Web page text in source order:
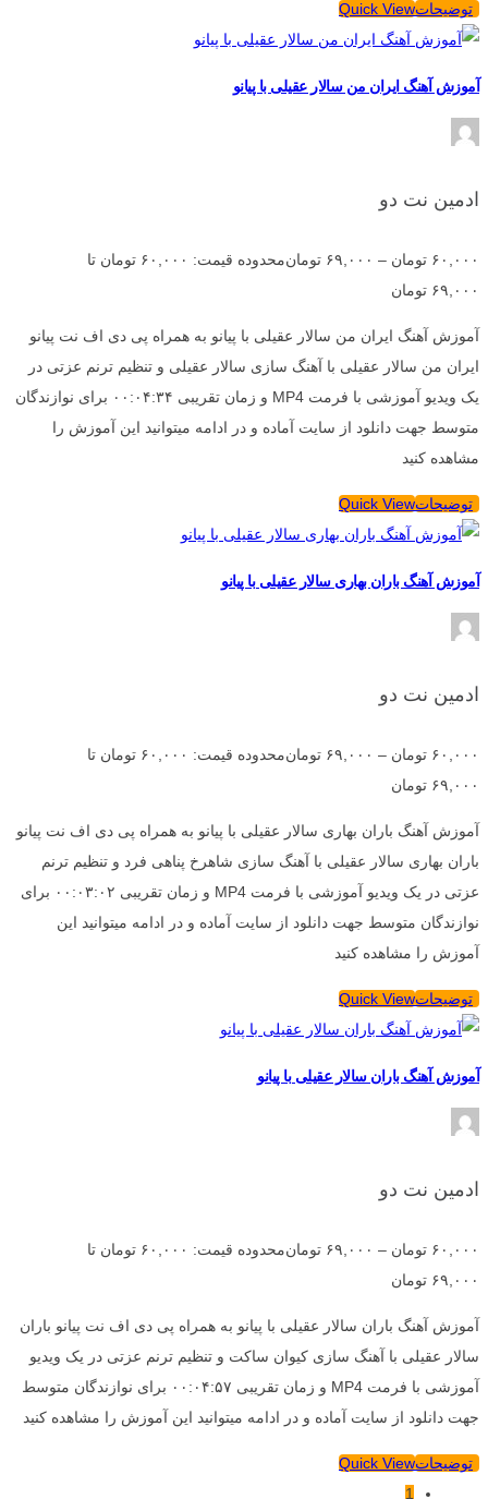
توضیحاتQuick View
آموزش آهنگ ایران من سالار عقیلی با پیانو
ادمین نت دو
۶۰,۰۰۰ تومان – ۶۹,۰۰۰ تومان
محدوده قیمت: ۶۰,۰۰۰ تومان تا
۶۹,۰۰۰ تومان
آموزش آهنگ ایران من سالار عقیلی با پیانو به همراه پی دی اف نت پیانو
ایران من سالار عقیلی با آهنگ سازی سالار عقیلی و تنظیم ترنم عزتی در
یک ویدیو آموزشی با فرمت MP4 و زمان تقریبی ۰۰:۰۴:۳۴ برای نوازندگان
متوسط جهت دانلود از سایت آماده و در ادامه میتوانید این آموزش را
مشاهده کنید
توضیحاتQuick View
آموزش آهنگ باران بهاری سالار عقیلی با پیانو
ادمین نت دو
۶۰,۰۰۰ تومان – ۶۹,۰۰۰ تومان
محدوده قیمت: ۶۰,۰۰۰ تومان تا
۶۹,۰۰۰ تومان
آموزش آهنگ باران بهاری سالار عقیلی با پیانو به همراه پی دی اف نت پیانو
باران بهاری سالار عقیلی با آهنگ سازی شاهرخ پناهی فرد و تنظیم ترنم
عزتی در یک ویدیو آموزشی با فرمت MP4 و زمان تقریبی ۰۰:۰۳:۰۲ برای
نوازندگان متوسط جهت دانلود از سایت آماده و در ادامه میتوانید این
آموزش را مشاهده کنید
توضیحاتQuick View
آموزش آهنگ باران سالار عقیلی با پیانو
ادمین نت دو
۶۰,۰۰۰ تومان – ۶۹,۰۰۰ تومان
محدوده قیمت: ۶۰,۰۰۰ تومان تا
۶۹,۰۰۰ تومان
آموزش آهنگ باران سالار عقیلی با پیانو به همراه پی دی اف نت پیانو باران
سالار عقیلی با آهنگ سازی کیوان ساکت و تنظیم ترنم عزتی در یک ویدیو
آموزشی با فرمت MP4 و زمان تقریبی ۰۰:۰۴:۵۷ برای نوازندگان متوسط
جهت دانلود از سایت آماده و در ادامه میتوانید این آموزش را مشاهده کنید
توضیحاتQuick View
1